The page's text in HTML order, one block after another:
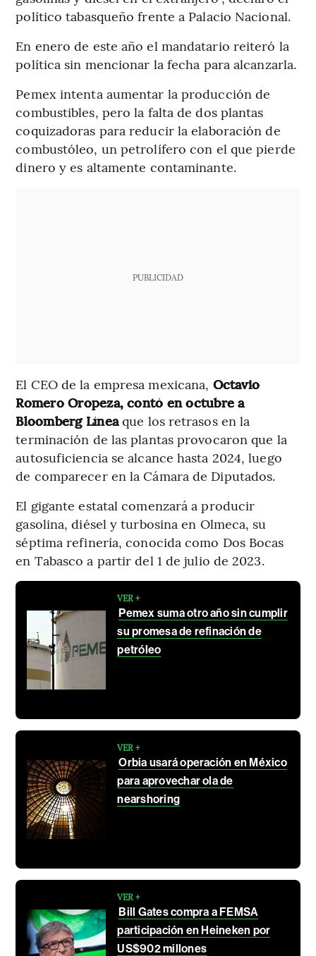
político tabasqueño frente a Palacio Nacional.
En enero de este año el mandatario reiteró la
política sin mencionar la fecha para alcanzarla.
Pemex intenta aumentar la producción de
combustibles, pero la falta de dos plantas
coquizadoras para reducir la elaboración de
combustóleo, un petrolífero con el que pierde
dinero y es altamente contaminante.
PUBLICIDAD
El CEO de la empresa mexicana, Octavio
Romero Oropeza, contó en octubre a
Bloomberg Líneaque los retrasos en la
terminación de las plantas provocaron que la
autosuficiencia se alcance hasta 2024, luego
de comparecer en la Cámara de Diputados.
El gigante estatal comenzará a producir
gasolina, diésel y turbosina en Olmeca, su
séptima refinería, conocida como Dos Bocas
en Tabasco a partir del 1 de julio de 2023.
VER +
Pemex suma otro año sin cumplir
su promesa de refinación de
petróleo
VER +
Orbia usará operación en México
para aprovechar ola de
nearshoring
VER +
Bill Gates compra a FEMSA
participación en Heineken por
US$902 millones